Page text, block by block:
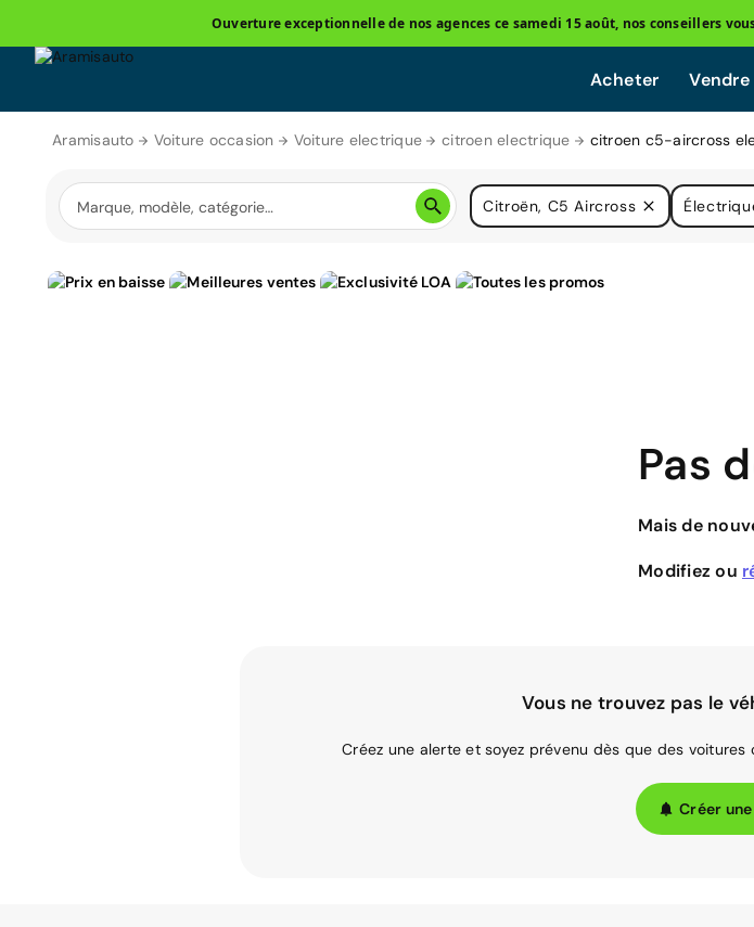
Ouverture exceptionnelle de nos agences ce samedi 15 août, nos conseillers
Acheter Vendre
Aramisauto Voiture occasion Voiture electrique citroen electrique citroen c5-aircross
Citroën, C5 Aircross
Pas
Mais de
Modifiez ou
Vous ne trouvez pas le
Créez une alerte et soyez prévenu dès que des
Créer